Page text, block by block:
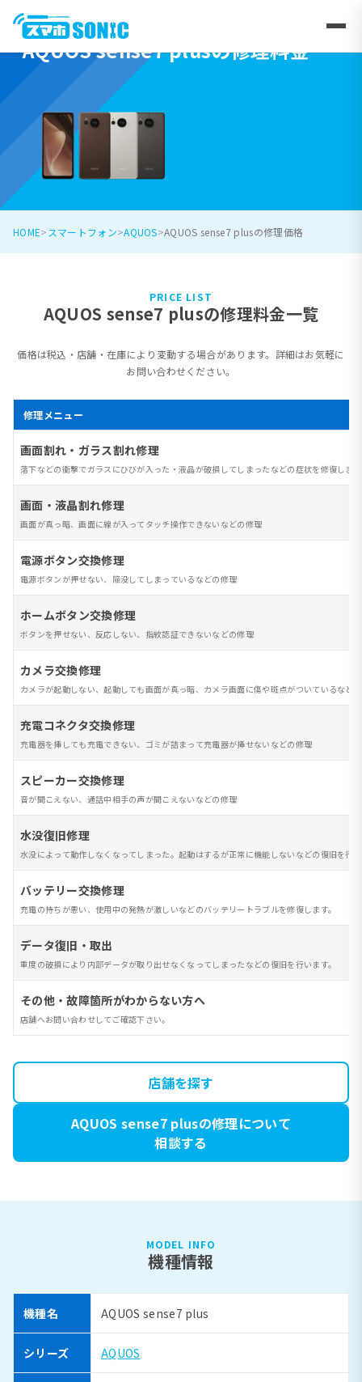
AQUOS sense7 plusの修理料金
HOME スマートフォン AQUOS AQUOS sense7 plusの修理価格
PRICE LIST
AQUOS sense7 plusの修理料金一覧
価格は税込・店舗・在庫により変動する場合があります。詳細はお気軽に
お問い合わせください。
修理メニュー
画面割れ・ガラス割れ修理
落下などの衝撃でガラスにひびが入った・液晶が破損してしまったなどの症状を修復しま
画面・液晶割れ修理
画面が真っ暗、画面に線が入ってタッチ操作できないなどの修理
電源ボタン交換修理
電源ボタンが押せない、陥没してしまっているなどの修理
ホームボタン交換修理
ボタンを押せない、反応しない、指紋認証できないなどの修理
カメラ交換修理
カメラが起動しない、起動しても画面が真っ暗、カメラ画面に傷や斑点がついているなど
充電コネクタ交換修理
充電器を挿しても充電できない、ゴミが詰まって充電器が挿せないなどの修理
スピーカー交換修理
音が聞こえない、通話中相手の声が聞こえないなどの修理
水没復旧修理
水没によって動作しなくなってしまった。起動はするが正常に機能しないなどの復旧を行
バッテリー交換修理
充電の持ちが悪い、使用中の発熱が激しいなどのバッテリートラブルを修復します。
データ復旧・取出
重度の破損により内部データが取り出せなくなってしまったなどの復旧を行います。
その他・故障箇所がわからない方へ
店舗へお問い合わせしてご確認下さい。
店舗を探す
AQUOS sense7 plusの修理について
相談する
MODEL INFO
機種情報
機種名 AQUOS sense7 plus
シリーズ AQUOS